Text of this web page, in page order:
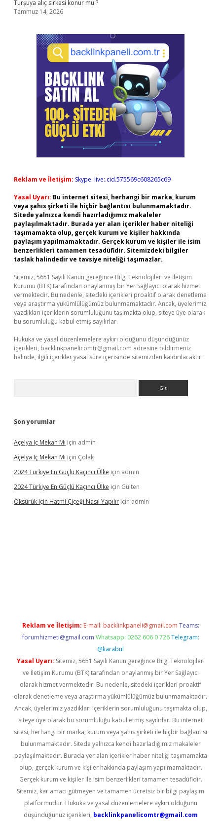
Turşuya alıç sirkesi konur mu ?
Temmuz 14, 2026
Reklam ve İletişim: Skype: live:.cid.575569c608265c69
Yasal Uyarı: Bu internet sitesi, herhangi bir marka, kurum
veya şahıs şirketi ile hiçbir bağlantısı bulunmamaktadır.
Sitede yalnızca kendi hazırladığımız makaleler
paylaşılmaktadır. Burada yer alan içerikler haber niteliği
taşımamakta olup, gerçek kurum ve kişiler hakkında
paylaşım yapılmamaktadır. Gerçek kurum ve kişiler ile isim
benzerlikleri tamamen tesadüfidir. Sitemizdeki bilgiler
taslak halindedir ve tavsiye niteliği taşımazlar.
Sitemiz, 5651 Sayılı Kanun gereğince Bilgi Teknolojileri ve İletişim
Kurumu (BTK) tarafından onaylanmış bir Yer Sağlayıcı olarak hizmet
vermektedir. Bu nedenle, sitedeki içerikleri proaktif olarak denetleme
veya araştırma yükümlülüğümüz bulunmamaktadır. Ancak, üyelerimiz
yazdıkları içeriklerin sorumluluğunu taşımakta olup, siteye üye olarak
bu sorumluluğu kabul etmiş sayılırlar.
Hukuka ve yasal düzenlemelere aykırı olduğunu düşündüğünüz
içerikleri, backlinkpanelicomtr@gmail.com adresine bildirmeniz
halinde, ilgili içerikler yasal süre içerisinde sitemizden kaldırılacaktır.
Son yorumlar
Açelya Iç Mekan Mı için admin
Açelya Iç Mekan Mı için Çolak
2024 Türkiye En Güçlü Kaçıncı Ülke için admin
2024 Türkiye En Güçlü Kaçıncı Ülke için Gülten
Öksürük Için Hatmi Çiçeği Nasıl Yapılır için admin
Reklam ve İletişim: E-mail: backlinkpaneli@gmail.com Teams:
forumhizmeti@gmail.com Whatsapp: 0262 606 0 726 Telegram:
@karabul
Yasal Uyarı: Sitemiz, 5651 Sayılı Kanun gereğince Bilgi Teknolojileri
ve İletişim Kurumu (BTK) tarafından onaylanmış bir Yer Sağlayıcı
olarak hizmet vermektedir. Bu nedenle, sitedeki içerikleri proaktif
olarak denetleme veya araştırma yükümlülüğümüz bulunmamaktadır.
Ancak, üyelerimiz yazdıkları içeriklerin sorumluluğunu taşımakta olup,
siteye üye olarak bu sorumluluğu kabul etmiş sayılırlar. Bu internet
sitesi, herhangi bir marka, kurum veya şahıs şirketi ile hiçbir bağlantısı
bulunmamaktadır. Sitede yalnızca kendi hazırladığımız makaleler
paylaşılmaktadır. Burada yer alan içerikler haber niteliği taşımamakta
olup, gerçek kurum ve kişiler hakkında paylaşım yapılmamaktadır.
Gerçek kurum ve kişiler ile isim benzerlikleri tamamen tesadüfidir.
Sitemiz, kar amacı gütmeyen ve tamamen ücretsiz bir bilgi paylaşım
platformudur. Hukuka ve yasal düzenlemelere aykırı olduğunu
düşündüğünüz içerikleri, backlinkpanelicomtr@gmail.com